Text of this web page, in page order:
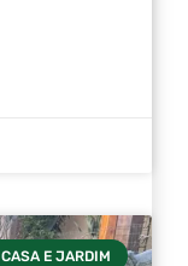
CASA E JARDIM